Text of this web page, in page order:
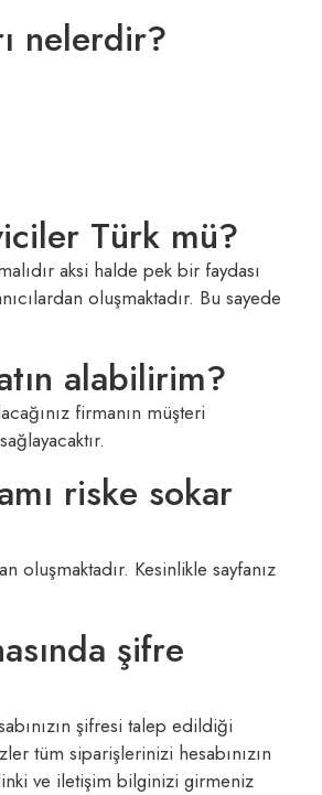
nelerdir?
Türk mü?
aksi halde pek bir faydası
oluşmaktadır. Bu sayede
alabilirim?
firmanın müşteri
riske sokar
oluşmaktadır. Kesinlikle sayfanız
şifre
şifresi talep edildiği
tüm siparişlerinizi hesabınızın
ve iletişim bilginizi girmeniz